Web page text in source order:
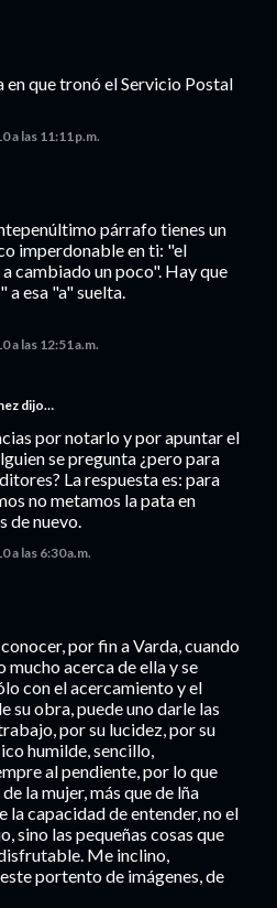
que tronó el Servicio Postal
a las 11:11 p.m.
párrafo tienes un
imperdonable en ti: "el
cambiado un poco". Hay que
esa "a" suelta.
a las 12:51 a.m.
dijo…
por notarlo y por apuntar el
se pregunta ¿pero para
La respuesta es: para
no metamos la pata en
de nuevo.
a las 6:30 a.m.
por fin a Varda, cuando
mucho acerca de ella y se
con el acercamiento y el
su obra, puede uno darle las
por su lucidez, por su
humilde, sencillo,
al pendiente, por lo que
la mujer, más que de lña
la capacidad de entender, no el
sino las pequeñas cosas que
Me inclino,
portento de imágenes, de